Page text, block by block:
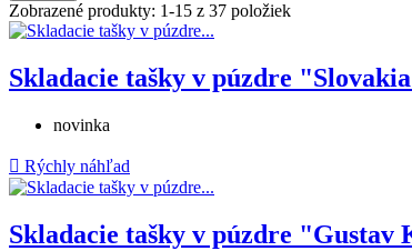
Zobrazené produkty: 1-15 z 37 položiek
Skladacie tašky v púzdre
novinka
 Rýchly náhľad
Skladacie tašky v púzdre "Gustav